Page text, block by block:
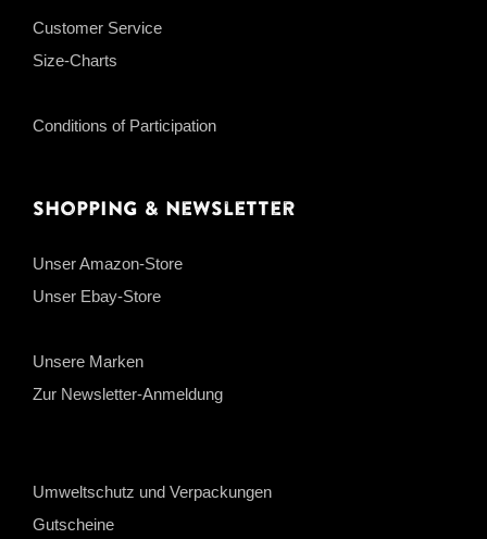
Customer Service
Size-Charts
Conditions of Participation
Shopping & Newsletter
Unser Amazon-Store
Unser Ebay-Store
Unsere Marken
Zur Newsletter-Anmeldung
Umweltschutz und Verpackungen
Gutscheine